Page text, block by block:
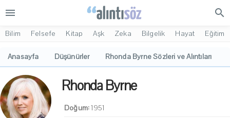
menu search
Bilim Felsefe Kitap Aşk Zeka Bilgelik Hayat Eğitim
Anasayfa Düşünürler Rhonda Byrne Sözleri ve Alıntıları
Rhonda Byrne
Doğum:1951